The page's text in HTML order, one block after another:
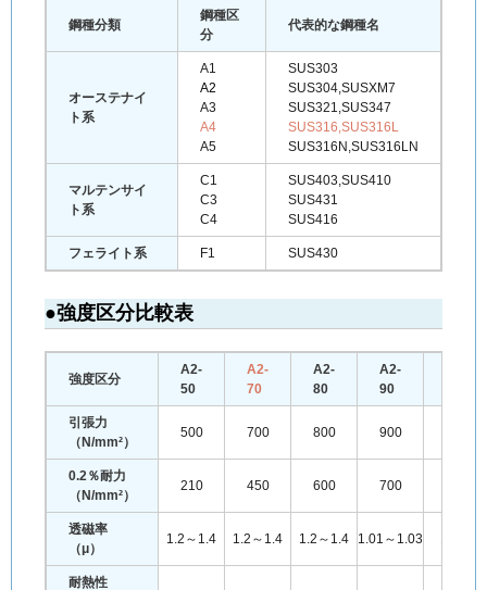
鋼種分類
鋼種区
分
代表的な鋼種名
オーステナイ
ト系
A1
A2
A3
A4
A5
SUS303
SUS304,SUSXM7
SUS321,SUS347
SUS316,SUS316L
SUS316N,SUS316LN
マルテンサイ
ト系
C1
C3
C4
SUS403,SUS410
SUS431
SUS416
フェライト系 F1 SUS430
●強度区分比較表
強度区分
A2-
50
A2-
70
A2-
80
A2-
90
引張力
（N/mm²）
500 700 800 900
0.2％耐力
（N/mm²）
210 450 600 700
透磁率
（μ）
1.2～1.4 1.2～1.4 1.2～1.4 1.01～1.03
耐熱性